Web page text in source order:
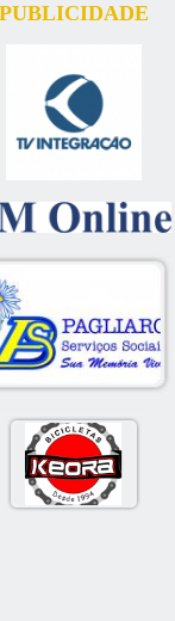
PUBLICIDADE